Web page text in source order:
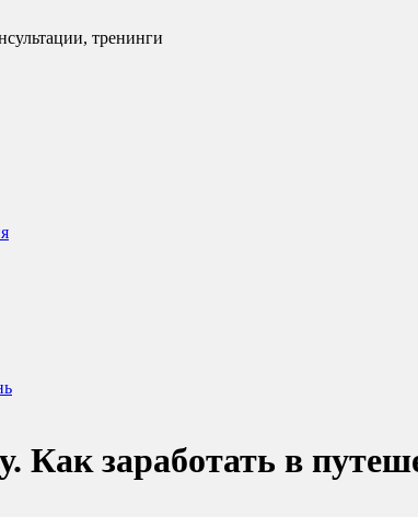
тренинги
Как заработать в